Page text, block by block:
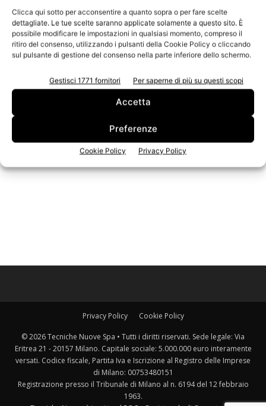
Clicca qui sotto per acconsentire a quanto sopra o per fare scelte
dettagliate. Le tue scelte saranno applicate solamente a questo sito. È
possibile modificare le impostazioni in qualsiasi momento, compreso il
ritiro del consenso, utilizzando i pulsanti della Cookie Policy o cliccando
sul pulsante di gestione del consenso nella parte inferiore dello schermo.
Gestisci 1771 fornitori Per saperne di più su questi scopi
Accetta
Preferenze
Cookie Policy Privacy Policy
n.3 - Giugno 2026 n.2 - Aprile 2026 n.1 - Marzo 2026
Edicola Web
Privacy Policy Cookie Policy
© 2026 Tecniche Nuove Spa • Tutti i diritti riservati. Sede legale: Via
Eritrea 21 - 20157 Milano. Capitale sociale: 5.000.000 euro interamente
versati. Codice fiscale, Partita Iva e Iscrizione al Registro delle Imprese
di Milano: 00753480151
Registrazione presso il Tribunale di Milano al n. 6194 del 12 febbraio
1963.